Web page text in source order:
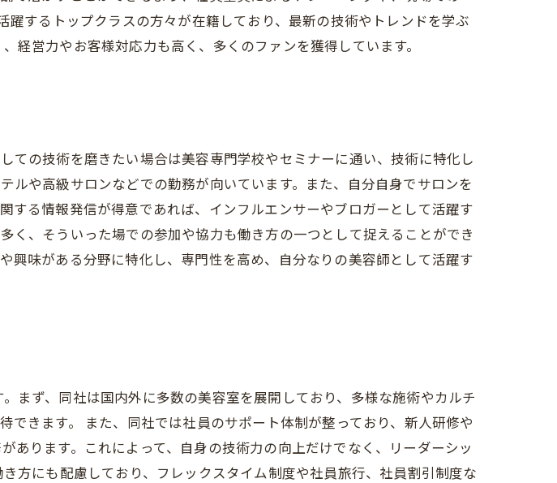
するトップクラスの方々が在籍しており、最新の技術やトレンドを学ぶ
経営力やお客様対応力も高く、多くのファンを獲得しています。
の技術を磨きたい場合は美容専門学校やセミナーに通い、技術に特化し
や高級サロンなどでの勤務が向いています。また、自分自身でサロンを
する情報発信が得意であれば、インフルエンサーやブロガーとして活躍す
く、そういった場での参加や協力も働き方の一つとして捉えることができ
興味がある分野に特化し、専門性を高め、自分なりの美容師として活躍す
まず、同社は国内外に多数の美容室を展開しており、多様な施術やカルチ
きます。 また、同社では社員のサポート体制が整っており、新人研修や
ります。これによって、自身の技術力の向上だけでなく、リーダーシッ
方にも配慮しており、フレックスタイム制度や社員旅行、社員割引制度な